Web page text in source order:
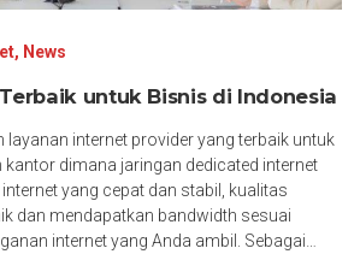
, News
untuk Bisnis di Indonesia
layanan internet provider yang terbaik untuk
kantor dimana jaringan dedicated internet
yang cepat dan stabil, kualitas
dan mendapatkan bandwidth sesuai
internet yang Anda ambil. Sebagai…